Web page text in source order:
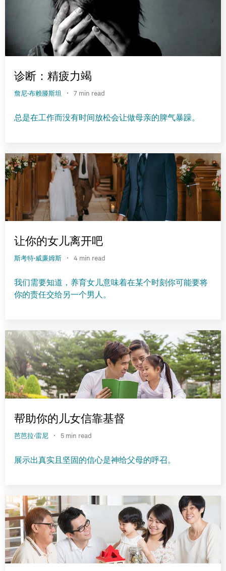
诊断：精疲力竭
詹尼·布赖滕斯坦 · 7 min read
总是在工作而没有时间放松会让做母亲的脾气暴躁。
让你的女儿离开吧
斯考特·威廉姆斯 · 4 min read
我们需要知道，养育女儿意味着在某个时刻你可能要将
你的责任交给另一个男人。
帮助你的儿女信靠基督
芭芭拉·雷尼 · 5 min read
展示出真实且坚固的信心是神给父母的呼召。